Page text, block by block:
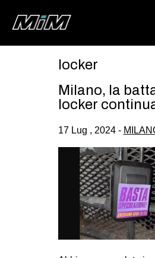
ABOUT
AREA
GAZA
CSOA
MSM
STUDENTI
locker
Milano, la
locker
17 Lug , 2024 -